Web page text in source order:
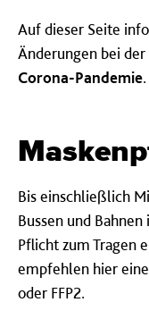
Auf dieser Seite
Änderungen bei
Corona-Pandemie.
Bis einschließlich
Bussen und
Pflicht zum Tragen
empfehlen hier
oder FFP2.